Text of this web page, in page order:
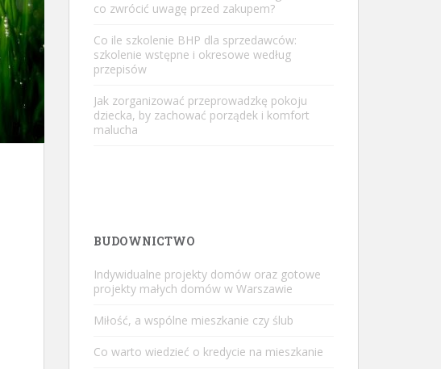
co zwrócić uwagę przed zakupem?
Co ile szkolenie BHP dla sprzedawców:
szkolenie wstępne i okresowe według
przepisów
Jak zorganizować przeprowadzkę pokoju
dziecka, by zachować porządek i komfort
malucha
BUDOWNICTWO
Indywidualne projekty domów oraz gotowe
projekty małych domów w Warszawie
Miłość, a wspólne mieszkanie czy ślub
Co warto wiedzieć o kredycie na mieszkanie